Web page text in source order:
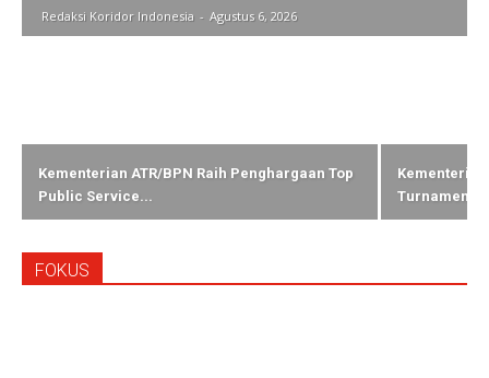
Redaksi Koridor Indonesia - Agustus 6, 2026
Kementerian ATR/BPN Raih Penghargaan Top
Public Service...
Kementerian
Turnamen...
FOKUS